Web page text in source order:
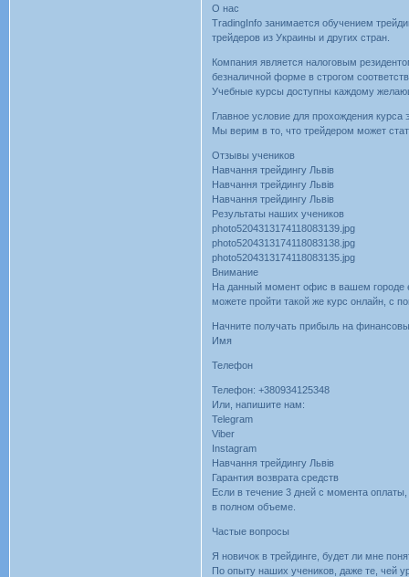
О нас
TradingInfo занимается обучением
трейдеров из Украины и других стран.
Компания является налоговым
безналичной форме в строгом
Учебные курсы доступны каждому
Главное условие для прохождения
Мы верим в то, что трейдером может
Отзывы учеников
Навчання трейдингу Львів
Навчання трейдингу Львів
Навчання трейдингу Львів
Результаты наших учеников
photo5204313174118083139.jpg
photo5204313174118083138.jpg
photo5204313174118083135.jpg
Внимание
На данный момент офис в вашем городе
можете пройти такой же курс онлайн, с
Начните получать прибыль на
Имя
Телефон
Телефон: +380934125348
Или, напишите нам:
Telegram
Viber
Instagram
Навчання трейдингу Львів
Гарантия возврата средств
Если в течение 3 дней с момента
в полном объеме.
Частые вопросы
Я новичок в трейдинге, будет ли мне
По опыту наших учеников, даже те, чей